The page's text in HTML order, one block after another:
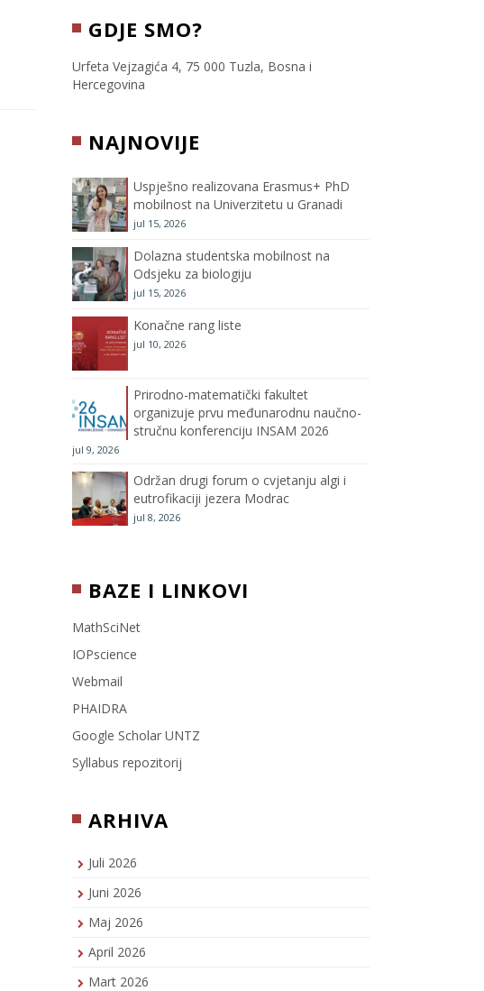
c
e
o
o
k
i
t
e
t
a
m
T
C
h
e
l
GDJE SMO?
Urfeta Vejzagića 4, 75 000 Tuzla, Bosna i
Hercegovina
NAJNOVIJE
Uspješno realizovana Erasmus+ PhD
mobilnost na Univerzitetu u Granadi
jul 15, 2026
Dolazna studentska mobilnost na
Odsjeku za biologiju
jul 15, 2026
Konačne rang liste
jul 10, 2026
Prirodno-matematički fakultet
organizuje prvu međunarodnu naučno-
stručnu konferenciju INSAM 2026
jul 9, 2026
Održan drugi forum o cvjetanju algi i
eutrofikaciji jezera Modrac
jul 8, 2026
BAZE I LINKOVI
MathSciNet
IOPscience
Webmail
PHAIDRA
Google Scholar UNTZ
Syllabus repozitorij
ARHIVA
Juli 2026
Juni 2026
Maj 2026
April 2026
Mart 2026